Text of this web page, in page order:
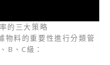
的三大策略
物料的重要性進行分類管
B、C級：